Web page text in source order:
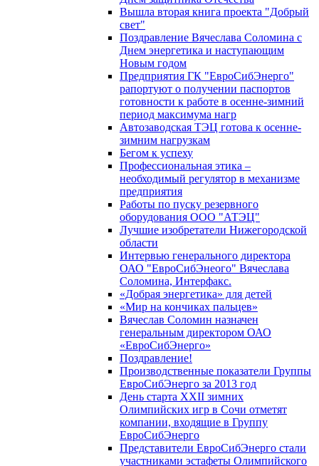
Вышла вторая книга проекта "Добрый
свет"
Поздравление Вячеслава Соломина с
Днем энергетика и наступающим
Новым годом
Предприятия ГК "ЕвроСибЭнерго"
рапортуют о получении паспортов
готовности к работе в осенне-зимний
период максимума нагр
Автозаводская ТЭЦ готова к осенне-
зимним нагрузкам
Бегом к успеху
Профессиональная этика –
необходимый регулятор в механизме
предприятия
Работы по пуску резервного
оборудования ООО "АТЭЦ"
Лучшие изобретатели Нижегородской
области
Интервью генерального директора
ОАО "ЕвроСибЭнеого" Вячеслава
Соломина, Интерфакс.
«Добрая энергетика» для детей
«Мир на кончиках пальцев»
Вячеслав Соломин назначен
генеральным директором ОАО
«ЕвроСибЭнерго»
Поздравление!
Производственные показатели Группы
ЕвроСибЭнерго за 2013 год
День старта XXII зимних
Олимпийских игр в Сочи отметят
компании, входящие в Группу
ЕвроСибЭнерго
Представители ЕвроСибЭнерго стали
участниками эстафеты Олимпийского